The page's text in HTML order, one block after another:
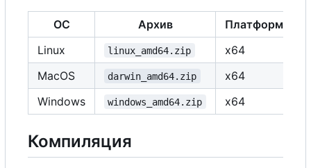
ОС Архив
Платформа
Linux
linux_amd64.zip
x64
MacOS
darwin_amd64.zip
x64
Windows
windows_amd64.zip x64
Компиляция